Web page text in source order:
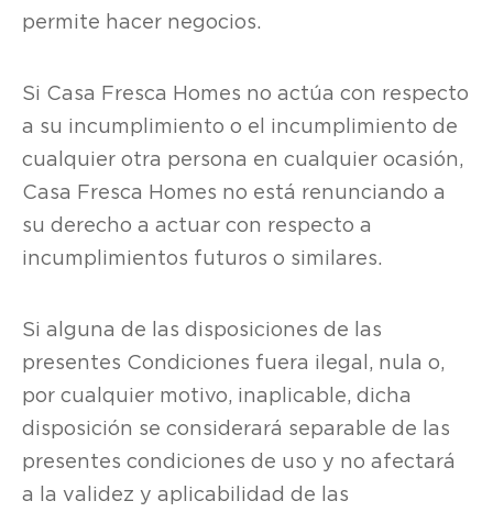
permite hacer negocios.
Si Casa Fresca Homes no actúa con respecto
a su incumplimiento o el incumplimiento de
cualquier otra persona en cualquier ocasión,
Casa Fresca Homes no está renunciando a
su derecho a actuar con respecto a
incumplimientos futuros o similares.
Si alguna de las disposiciones de las
presentes Condiciones fuera ilegal, nula o,
por cualquier motivo, inaplicable, dicha
disposición se considerará separable de las
presentes condiciones de uso y no afectará
a la validez y aplicabilidad de las